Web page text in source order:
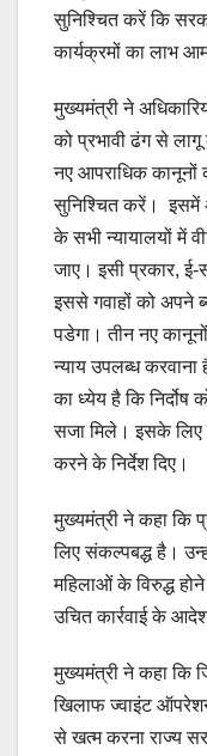
सुनिश्चित करें कि
कार्यक्रमों का लाभ
मुख्यमंत्री ने
को प्रभावी ढंग से
नए आपराधिक कानूनों
सुनिश्चित करें। इसमें
के सभी न्यायालयों में
जाए। इसी प्रकार, ई-
इससे गवाहों को अपने
पडेगा। तीन नए कानूनों
न्याय उपलब्ध करवाना
का ध्येय है कि निर्दोष
सजा मिले। इसके लिए
करने के निर्देश दिए।
मुख्यमंत्री ने कहा कि
लिए संकल्पबद्ध है।
महिलाओं के विरुद्ध
उचित कार्रवाई के
मुख्यमंत्री ने कहा कि
खिलाफ ज्वाइंट
से खत्म करना राज्य